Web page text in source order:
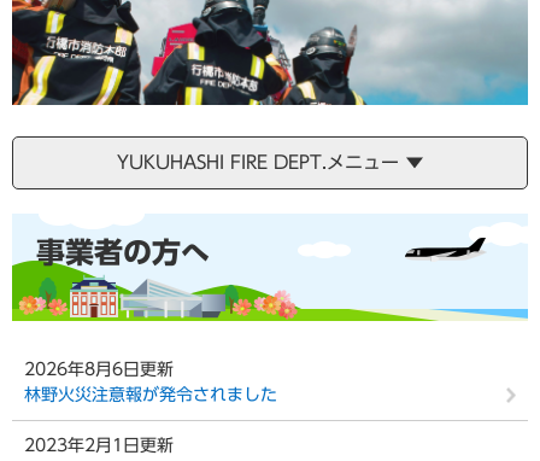
YUKUHASHI FIRE DEPT.メニュー
事業者の方へ
2026年8月6日更新
林野火災注意報が発令されました
2023年2月1日更新